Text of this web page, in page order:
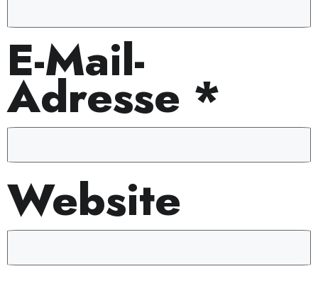
E-Mail-
Adresse *
Website